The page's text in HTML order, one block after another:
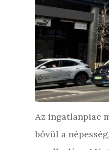
Az ingatlanpiac
bővül a